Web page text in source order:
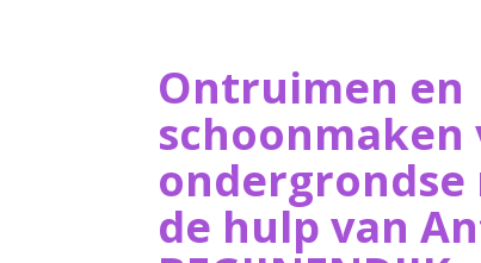
Ontruimen en
schoonmaken
de hulp van